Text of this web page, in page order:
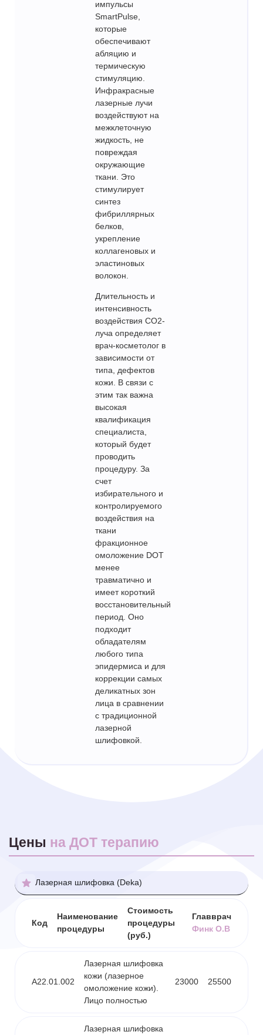
импульсы
SmartPulse,
которые
обеспечивают
абляцию и
термическую
стимуляцию.
Инфракрасные
лазерные лучи
воздействуют на
межклеточную
жидкость, не
повреждая
окружающие
ткани. Это
стимулирует
синтез
фибриллярных
белков,
укрепление
коллагеновых и
эластиновых
волокон.
Длительность и
интенсивность
воздействия CO2-
луча определяет
врач-косметолог в
зависимости от
типа, дефектов
кожи. В связи с
этим так важна
высокая
квалификация
специалиста,
который будет
проводить
процедуру. За
счет
избирательного и
контролируемого
воздействия на
ткани
фракционное
омоложение DOT
менее
травматично и
имеет короткий
восстановительный
период. Оно
подходит
обладателям
любого типа
эпидермиса и для
коррекции самых
деликатных зон
лица в сравнении
с традиционной
лазерной
шлифовкой.
Цены на ДОТ терапию
Лазерная шлифовка (Deka)
Код
Наименование
процедуры
Стоимость
процедуры
(руб.)
Главврач
Финк О.В
A22.01.002
Лазерная шлифовка
кожи (лазерное
омоложение кожи).
Лицо полностью
23000 25500
Лазерная шлифовка